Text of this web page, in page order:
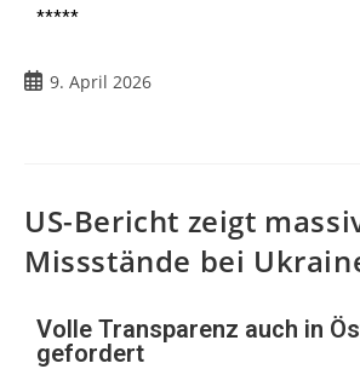
*****
9. April 2026
US-Bericht zeigt
Missstände bei
Volle Transparenz auch in
gefordert